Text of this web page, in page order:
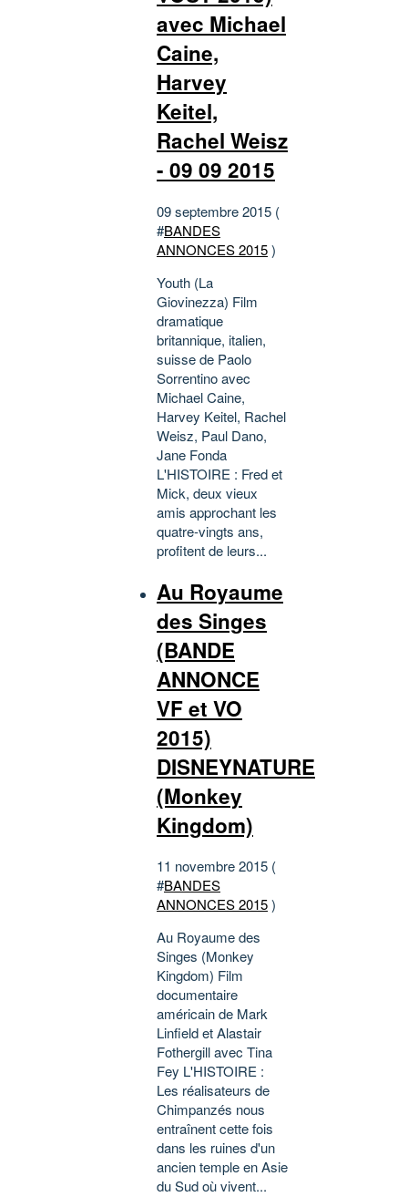
avec Michael
Caine,
Harvey
Keitel,
Rachel Weisz
- 09 09 2015
09 septembre 2015 (
#BANDES
ANNONCES 2015)
Youth (La
Giovinezza) Film
dramatique
britannique, italien,
suisse de Paolo
Sorrentino avec
Michael Caine,
Harvey Keitel, Rachel
Weisz, Paul Dano,
Jane Fonda
L'HISTOIRE : Fred et
Mick, deux vieux
amis approchant les
quatre-vingts ans,
profitent de leurs...
Au Royaume
des Singes
(BANDE
ANNONCE
VF et VO
2015)
DISNEYNATURE
(Monkey
Kingdom)
11 novembre 2015 (
#BANDES
ANNONCES 2015)
Au Royaume des
Singes (Monkey
Kingdom) Film
documentaire
américain de Mark
Linfield et Alastair
Fothergill avec Tina
Fey L'HISTOIRE :
Les réalisateurs de
Chimpanzés nous
entraînent cette fois
dans les ruines d'un
ancien temple en Asie
du Sud où vivent...